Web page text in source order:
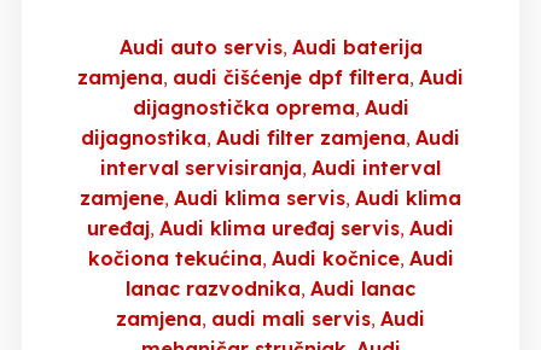
Audi auto servis Audi baterija
zamjena audi čišćenje dpf filtera Audi
dijagnostička oprema Audi
dijagnostika Audi filter zamjena Audi
interval servisiranja Audi interval
zamjene Audi klima servis Audi klima
uređaj Audi klima uređaj servis Audi
kočiona tekućina Audi kočnice Audi
lanac razvodnika Audi lanac
zamjena audi mali servis Audi